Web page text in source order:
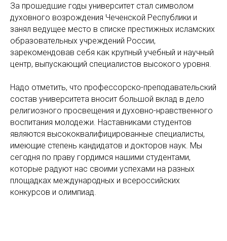
За прошедшие годы университет стал символом
духовного возрождения Чеченской Республики и
занял ведущее место в списке престижных исламских
образовательных учреждений России,
зарекомендовав себя как крупный учебный и научный
центр, выпускающий специалистов высокого уровня.
Надо отметить, что профессорско-преподавательский
состав университета вносит большой вклад в дело
религиозного просвещения и духовно-нравственного
воспитания молодежи. Наставниками студентов
являются высококвалифицированные специалисты,
имеющие степень кандидатов и докторов наук. Мы
сегодня по праву гордимся нашими студентами,
которые радуют нас своими успехами на разных
площадках международных и всероссийских
конкурсов и олимпиад.